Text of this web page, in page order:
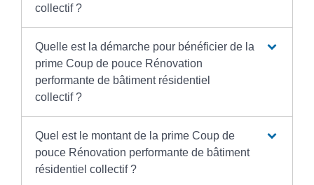
collectif ?
Quelle est la démarche pour bénéficier de la
prime Coup de pouce Rénovation
performante de bâtiment résidentiel
collectif ?
Quel est le montant de la prime Coup de
pouce Rénovation performante de bâtiment
résidentiel collectif ?